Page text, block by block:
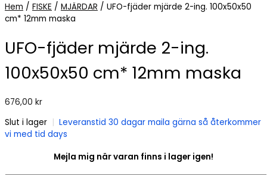
Hem / FISKE / MJÄRDAR / UFO-fjäder mjärde 2-ing. 100x50x50
cm* 12mm maska
UFO-fjäder mjärde 2-ing.
100x50x50 cm* 12mm maska
676,00 kr
Slut i lager | Leveranstid 30 dagar maila gärna så återkommer
vi med tid days
Mejla mig när varan finns i lager igen!